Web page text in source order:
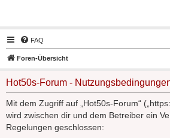
FAQ
Foren-Übersicht
Hot50s-Forum -
Mit dem Zugriff auf „Hot50s-Forum“
wird zwischen dir und dem Betreiber ein
Regelungen geschlossen: